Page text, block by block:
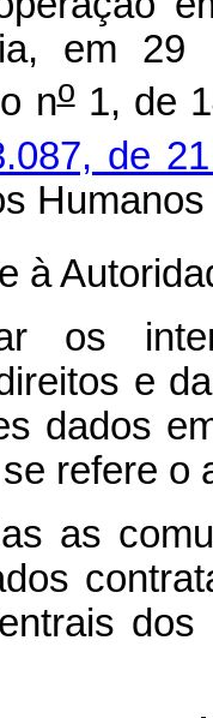
em 29
no1, de
de
à
os
e
dados
refere o
as